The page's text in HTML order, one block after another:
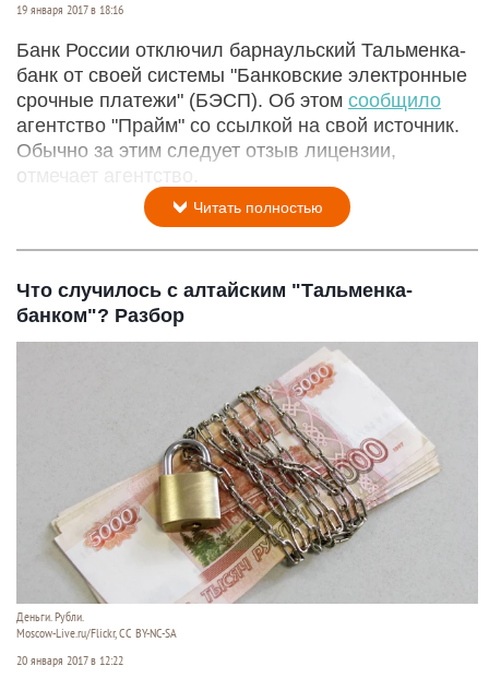
19 января 2017 в 18:16
Банк России отключил барнаульский Тальменка-
банк от своей системы "Банковские электронные
срочные платежи" (БЭСП). Об этом сообщило
агентство "Прайм" со ссылкой на свой источник.
Обычно за этим следует отзыв лицензии,
отмечает агентство.
Читать полностью
Что случилось с алтайским "Тальменка-
банком"? Разбор
Деньги. Рубли.
Moscow-Live.ru/Flickr, CC BY-NC-SA
20 января 2017 в 12:22